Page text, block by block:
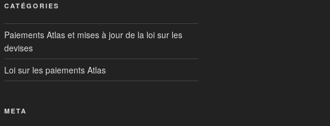
CATÉGORIES
Paiements Atlas et mises à jour de la loi sur les
devises
Loi sur les paiements Atlas
META